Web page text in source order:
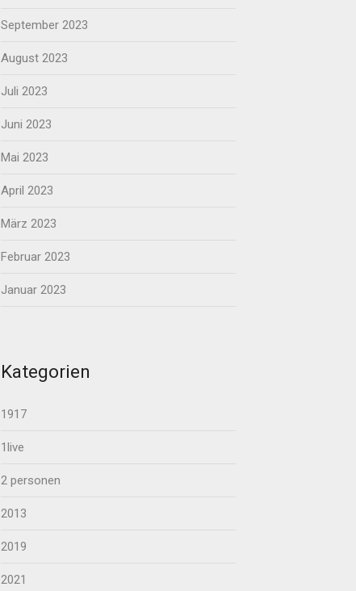
September 2023
August 2023
Juli 2023
Juni 2023
Mai 2023
April 2023
März 2023
Februar 2023
Januar 2023
Kategorien
1917
1live
2 personen
2013
2019
2021